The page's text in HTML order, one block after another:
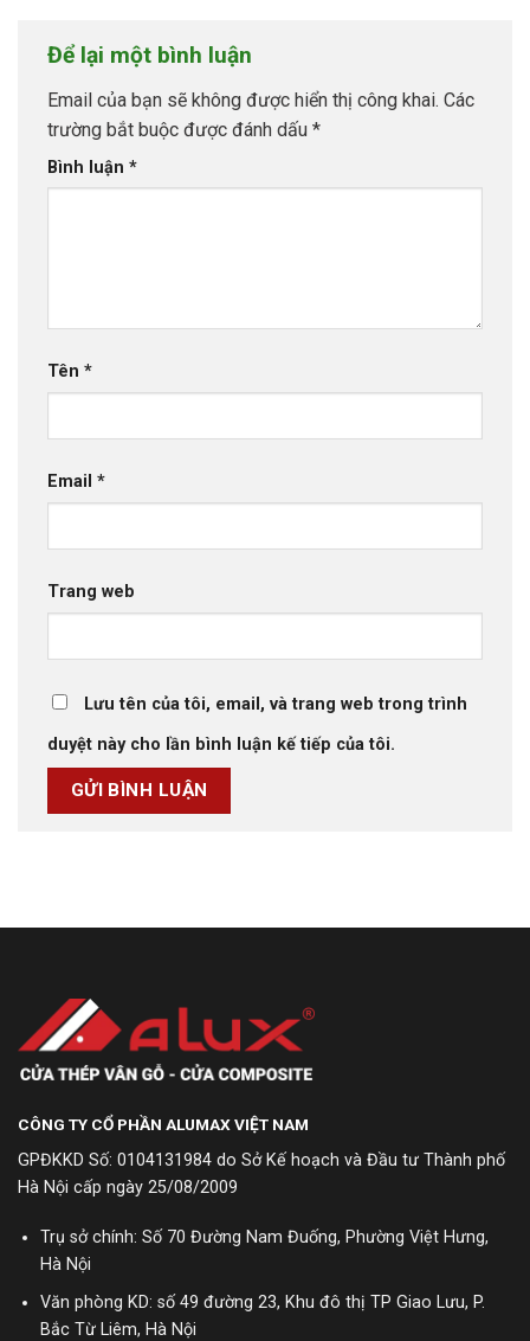
Để lại một bình luận
Email của bạn sẽ không được hiển thị công khai. Các
trường bắt buộc được đánh dấu *
Bình luận *
Tên *
Email *
Trang web
Lưu tên của tôi, email, và trang web trong trình
duyệt này cho lần bình luận kế tiếp của tôi.
CÔNG TY CỔ PHẦN ALUMAX VIỆT NAM
GPĐKKD Số: 0104131984 do Sở Kế hoạch và Đầu tư Thành phố
Hà Nội cấp ngày 25/08/2009
Trụ sở chính: Số 70 Đường Nam Đuống, Phường Việt Hưng,
Hà Nội
Văn phòng KD: số 49 đường 23, Khu đô thị TP Giao Lưu, P.
Bắc Từ Liêm, Hà Nội